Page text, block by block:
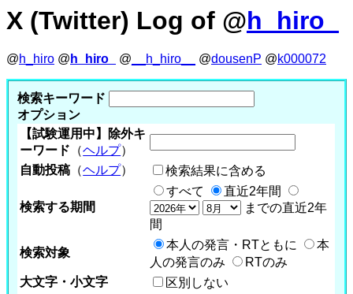
X (Twitter) Log of @h_hiro_
@h_hiro @ h_hiro_ @ __h_hiro__ @dousenP @k000072
検索キーワード
オプション
【試験運用中】除外キ
ーワード （ヘルプ）
自動投稿 （ヘルプ） 検索結果に含める
検索する期間
すべて
直近2年間
までの直近2年
間
検索対象
本人の発言・RTともに
本
人の発言のみ
RTのみ
大文字・小文字
区別しない